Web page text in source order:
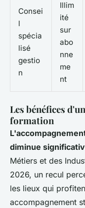
Consei
l
spécia
lisé
gestio
n
Illim
ité
sur
abo
nne
me
nt
Les bénéfices
formation
diminue
Métiers et des
2026, un recul
les lieux qui
accompagnement